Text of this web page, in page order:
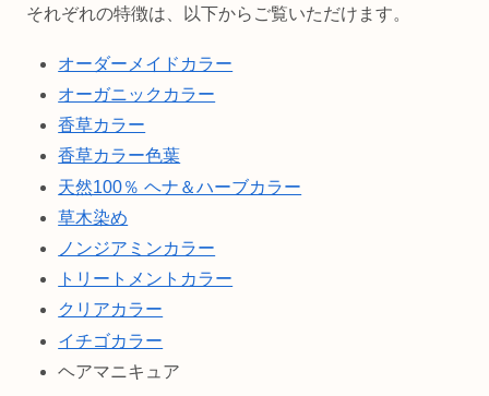
それぞれの特徴は、以下からご覧いただけます。
オーダーメイドカラー
オーガニックカラー
香草カラー
香草カラー色葉
天然100％ ヘナ＆ハーブカラー
草木染め
ノンジアミンカラー
トリートメントカラー
クリアカラー
イチゴカラー
ヘアマニキュア